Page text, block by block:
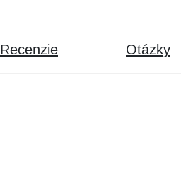
Recenzie Otázky